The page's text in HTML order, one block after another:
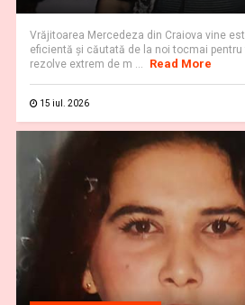
Vrăjitoarea Mercedeza din Craiova vine
eficientă şi căutată de la noi tocmai
rezolve extrem de m ...
Read More
15 iul. 2026